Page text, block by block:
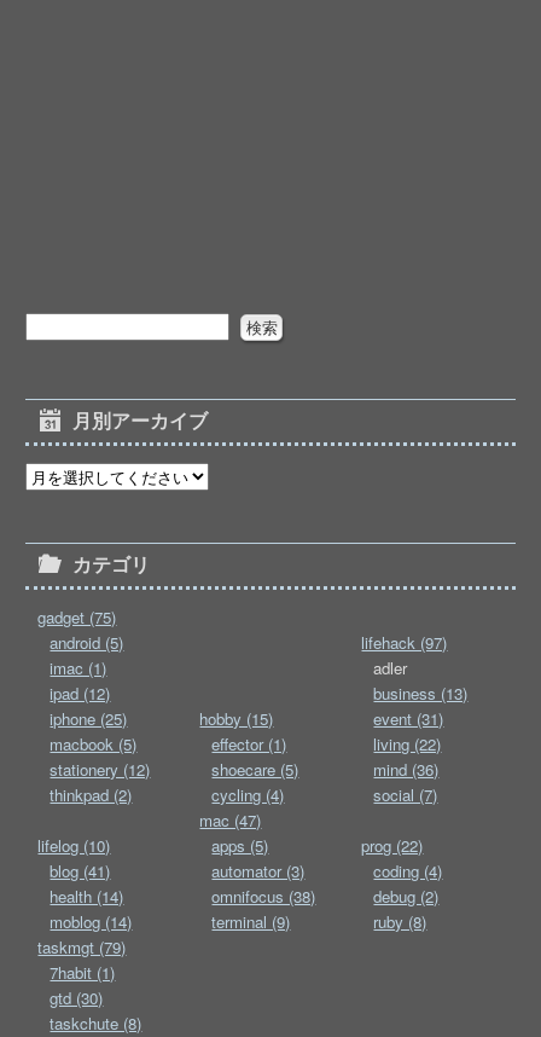
月別アーカイブ
カテゴリ
gadget (75)
android (5)
imac (1)
ipad (12)
iphone (25)
macbook (5)
stationery (12)
thinkpad (2)
hobby (15)
effector (1)
shoecare (5)
cycling (4)
lifehack (97)
adler
business (13)
event (31)
living (22)
mind (36)
social (7)
lifelog (10)
blog (41)
health (14)
moblog (14)
mac (47)
apps (5)
automator (3)
omnifocus (38)
terminal (9)
prog (22)
coding (4)
debug (2)
ruby (8)
taskmgt (79)
7habit (1)
gtd (30)
taskchute (8)